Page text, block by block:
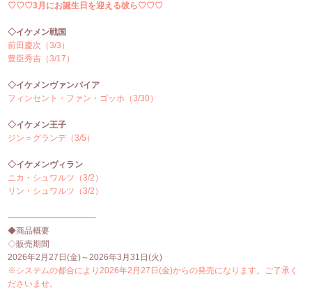
♡♡♡3月にお誕生日を迎える彼ら♡♡♡
◇イケメン戦国
前田慶次（3/3）
豊臣秀吉（3/17）
◇イケメンヴァンパイア
フィンセント・ファン・ゴッホ（3/30）
◇イケメン王子
ジン＝グランデ（3/5）
◇イケメンヴィラン
ニカ・シュワルツ（3/2）
リン・シュワルツ（3/2）
——————————–
◆商品概要
◇販売期間
2026年2 月27日(金)～2026年3月31日(火)
※システムの都合により2026年2月27日(金)からの発売になります。ご了承く
ださいませ。